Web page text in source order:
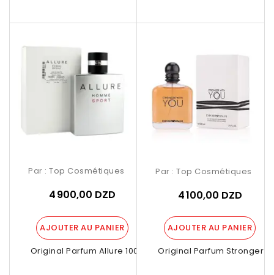
Tester Original Parfum Allure 100ml –...
Par : Top Cosmétiques
4 900,00 DZD
AJOUTER AU PANIER
Tester Original Parfum Stronger
Par : Top Cosmétiques
4 100,00 DZD
AJOUTER AU PANIER